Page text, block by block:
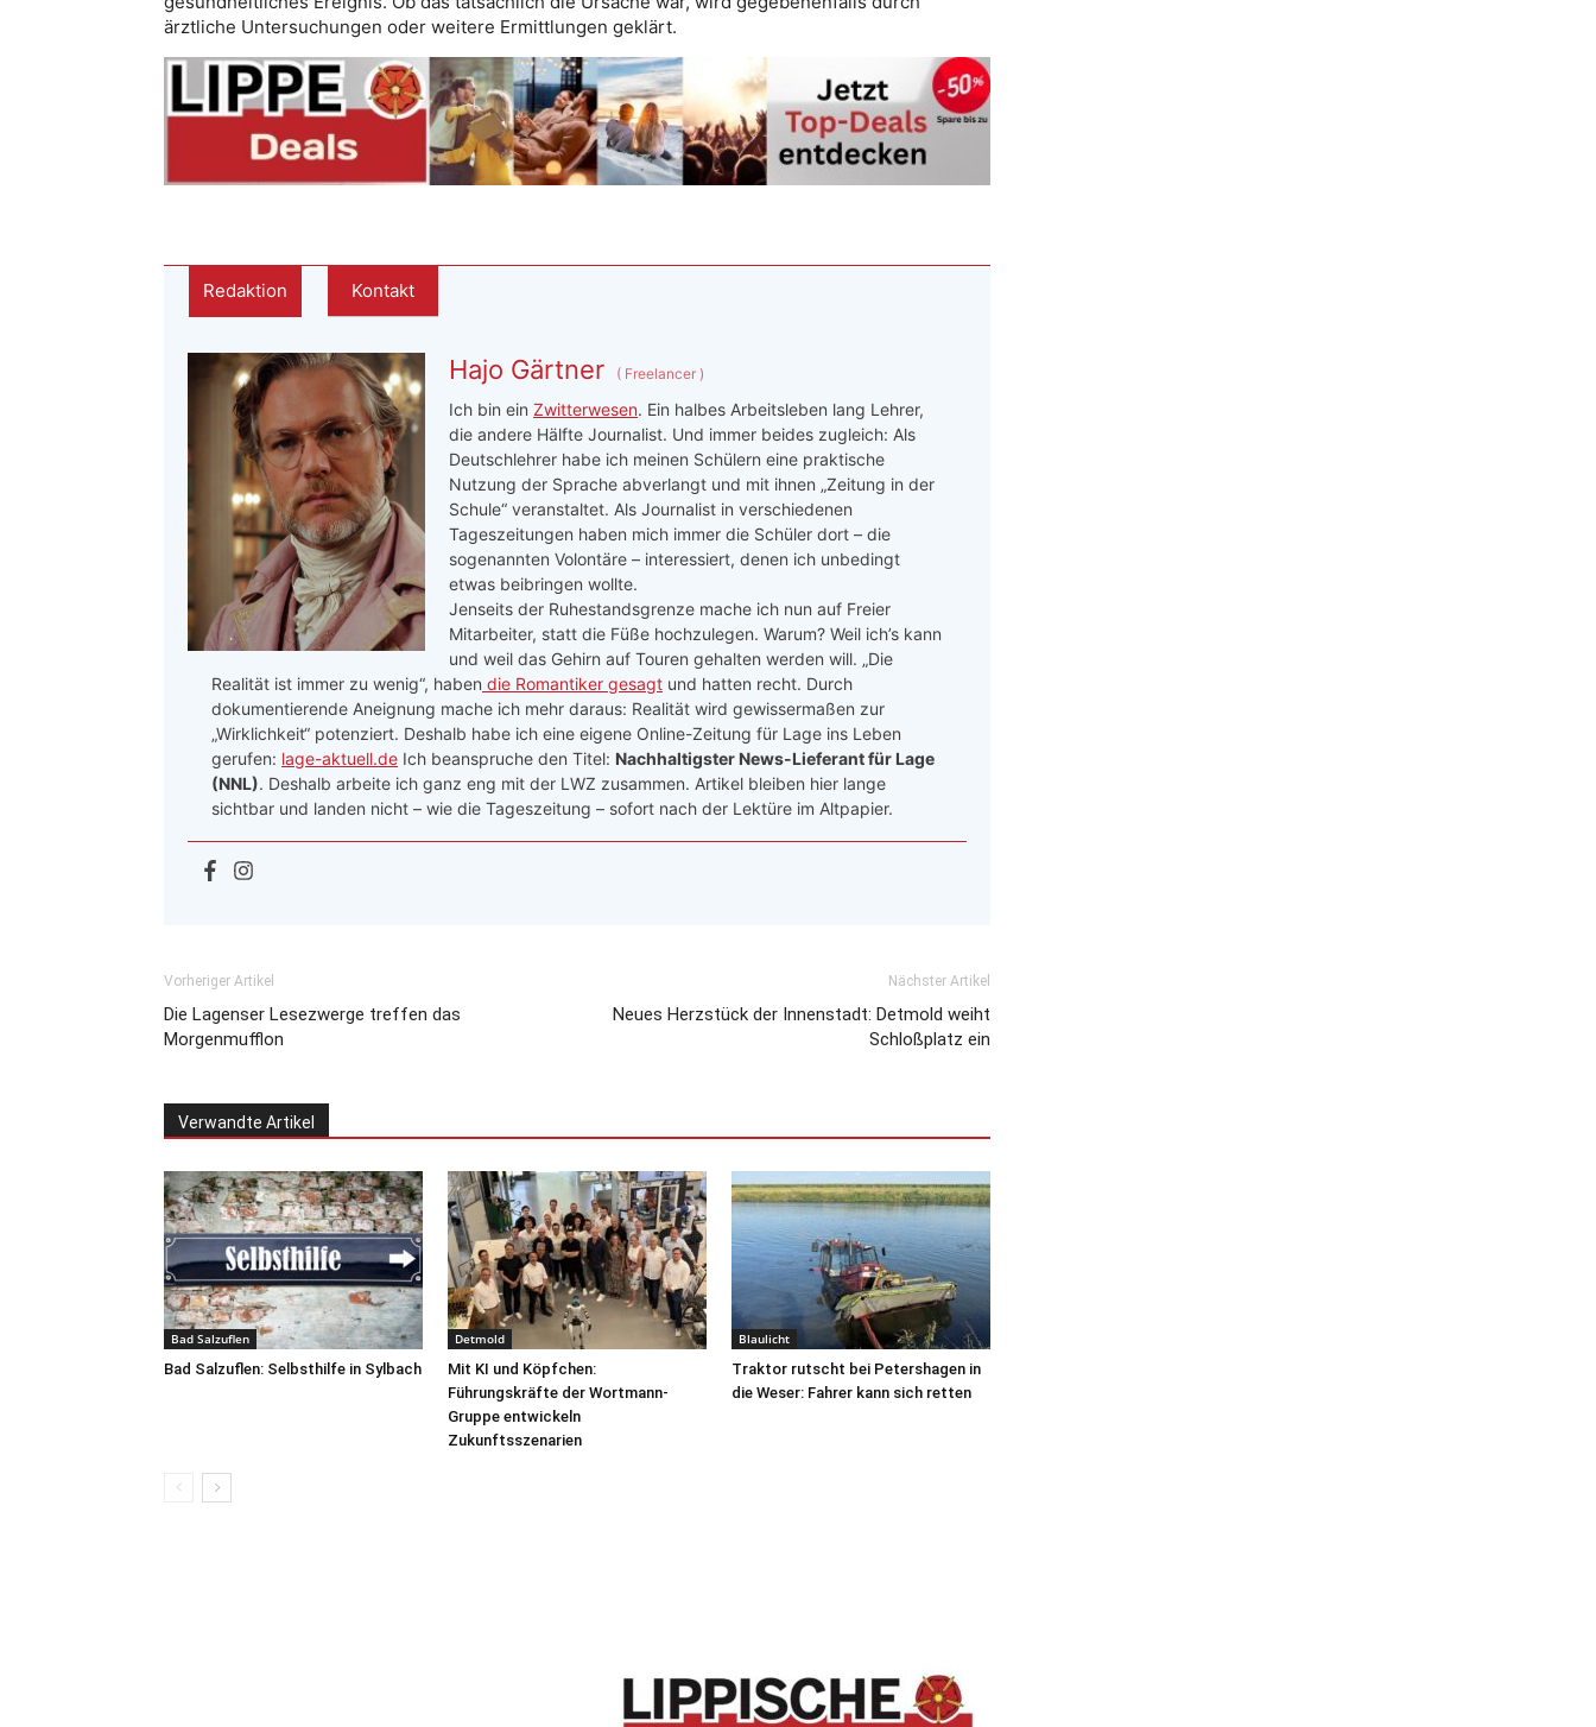
ärztliche Untersuchungen oder weitere Ermittlungen geklärt.
Redaktion Kontakt
Hajo Gärtner ( Freelancer )
Ich bin ein Zwitterwesen. Ein halbes Arbeitsleben lang Lehrer,
die andere Hälfte Journalist. Und immer beides zugleich: Als
Deutschlehrer habe ich meinen Schülern eine praktische
Nutzung der Sprache abverlangt und mit ihnen „Zeitung in der
Schule“ veranstaltet. Als Journalist in verschiedenen
Tageszeitungen haben mich immer die Schüler dort – die
sogenannten Volontäre – interessiert, denen ich unbedingt
etwas beibringen wollte.
Jenseits der Ruhestandsgrenze mache ich nun auf Freier
Mitarbeiter, statt die Füße hochzulegen. Warum? Weil ich’s kann
und weil das Gehirn auf Touren gehalten werden will. „Die
Realität ist immer zu wenig“, haben die Romantiker gesagt und hatten recht. Durch
dokumentierende Aneignung mache ich mehr daraus: Realität wird gewissermaßen zur
„Wirklichkeit“ potenziert. Deshalb habe ich eine eigene Online-Zeitung für Lage ins Leben
gerufen: lage-aktuell.de Ich beanspruche den Titel: Nachhaltigster News-Lieferant für Lage
(NNL). Deshalb arbeite ich ganz eng mit der LWZ zusammen. Artikel bleiben hier lange
sichtbar und landen nicht – wie die Tageszeitung – sofort nach der Lektüre im Altpapier.
Vorheriger Artikel
Die Lagenser Lesezwerge treffen das
Morgenmufflon
Nächster Artikel
Neues Herzstück der Innenstadt: Detmold weiht
Schloßplatz ein
Verwandte Artikel
Bad Salzuflen
Bad Salzuflen: Selbsthilfe in Sylbach
Detmold
Mit KI und Köpfchen:
Führungskräfte der Wortmann-
Gruppe entwickeln
Zukunftsszenarien
Blaulicht
Traktor rutscht bei Petershagen in
die Weser: Fahrer kann sich retten